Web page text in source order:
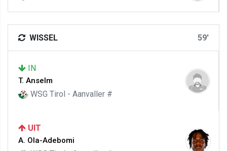
WISSEL 59'
IN
T. Anselm
WSG Tirol - Aanvaller #
UIT
A. Ola-Adebomi